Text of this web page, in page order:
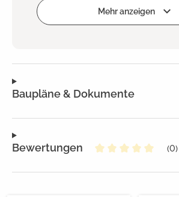
Zum Projekt hinzufügen
Mehr anzeigen
Baupläne & Dokumente
Bewertungen
(0)